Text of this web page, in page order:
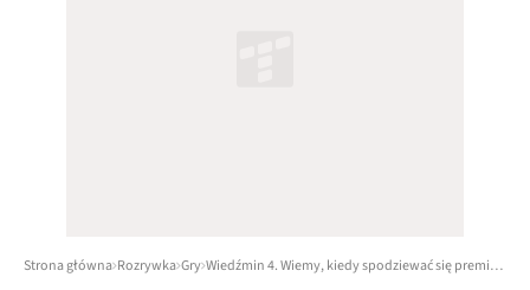
Strona główna Rozrywka Gry Wiedźmin 4. Wiemy, kiedy spodziewać się premiery gry